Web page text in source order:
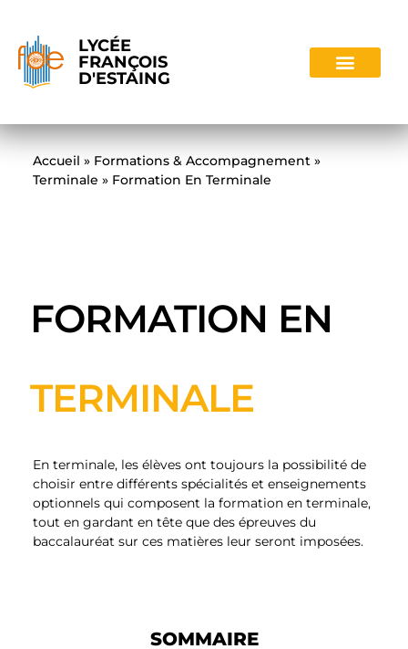
LYCÉE
FRANÇOIS
D'ESTAING
Accueil » Formations & Accompagnement»
Terminale » Formation En Terminale
FORMATION EN
TERMINALE
En terminale, les élèves ont toujours la possibilité de
choisir entre différents spécialités et enseignements
optionnels qui composent la formation en terminale,
tout en gardant en tête que des épreuves du
baccalauréat sur ces matières leur seront imposées.
SOMMAIRE